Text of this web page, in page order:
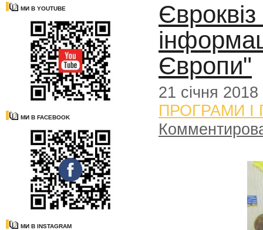
МИ В YOUTUBE
МИ В FACEBOOK
МИ В INSTAGRAM
Європи"
21 січня 2018
ПРОГРАМИ І